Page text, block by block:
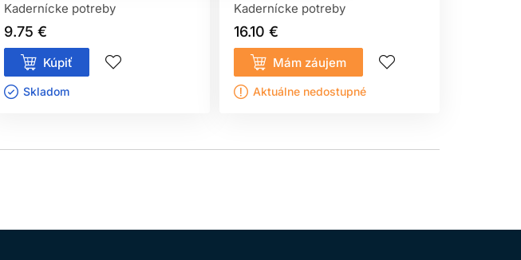
Kadernícke potreby
9.75 €
Kúpiť
Skladom ㅤ
Kadernícke potreby
16.10 €
Mám záujem
Aktuálne nedostupné